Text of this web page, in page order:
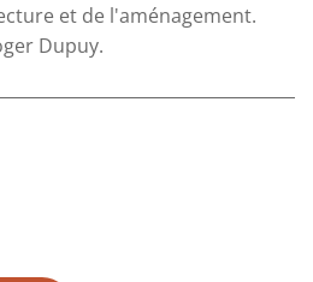
et de l'aménagement.
Dupuy.